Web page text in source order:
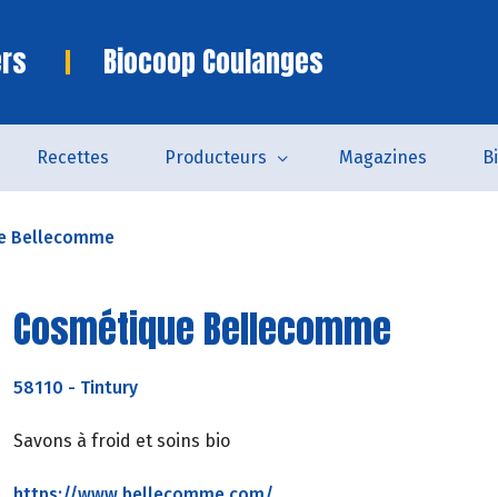
Biocoop Coulanges
Recettes Producteurs Magazines
Bellecomme
Cosmétique Bellecomme
58110 - Tintury
Savons à froid et soins bio